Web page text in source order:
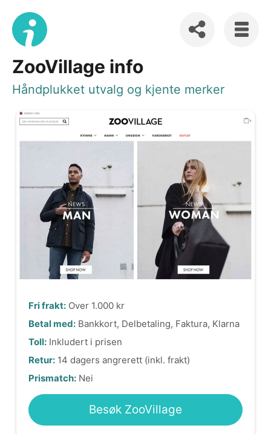
ZooVillage info
Håndplukket utvalg og kjente merker
Fri frakt: Over 1.000 kr
Betal med: Bankkort, Delbetaling, Faktura, Klarna
Toll: Inkludert i prisen
Retur: 14 dagers angrerett (inkl. frakt)
Prismatch: Nei
Besøk ZooVillage